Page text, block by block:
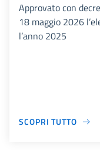
Approvato con
18 maggio 2026
l’anno 2025
SCOPRI TUTTO